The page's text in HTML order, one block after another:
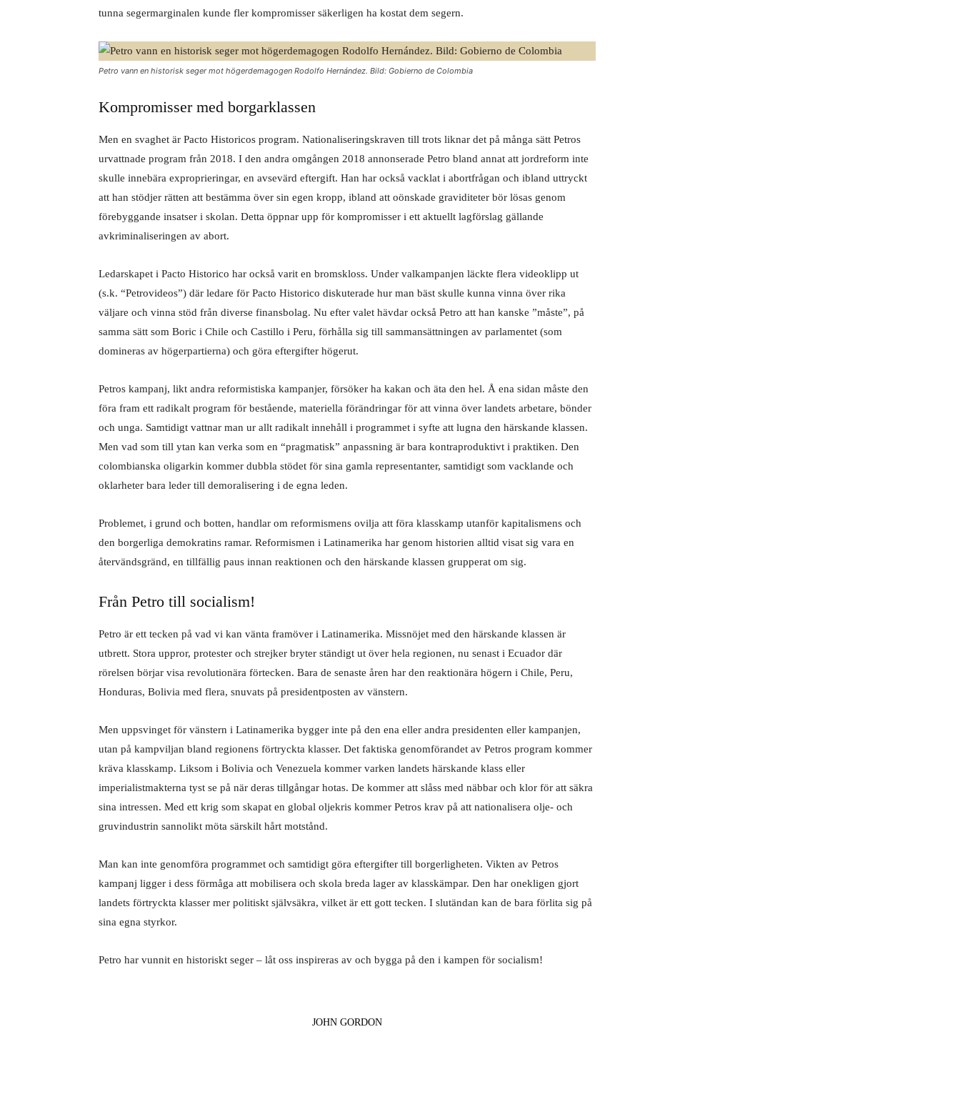
tunna segermarginalen kunde fler kompromisser säkerligen ha kostat dem segern.
Petro vann en historisk seger mot högerdemagogen Rodolfo Hernández. Bild: Gobierno de Colombia
Kompromisser med borgarklassen
Men en svaghet är Pacto Historicos program. Nationaliseringskraven till trots liknar det på många sätt Petros
urvattnade program från 2018. I den andra omgången 2018 annonserade Petro bland annat att jordreform inte
skulle innebära exproprieringar, en avsevärd eftergift. Han har också vacklat i abortfrågan och ibland uttryckt
att han stödjer rätten att bestämma över sin egen kropp, ibland att oönskade graviditeter bör lösas genom
förebyggande insatser i skolan. Detta öppnar upp för kompromisser i ett aktuellt lagförslag gällande
avkriminaliseringen av abort.
Ledarskapet i Pacto Historico har också varit en bromskloss. Under valkampanjen läckte flera videoklipp ut
(s.k. “Petrovideos”) där ledare för Pacto Historico diskuterade hur man bäst skulle kunna vinna över rika
väljare och vinna stöd från diverse finansbolag. Nu efter valet hävdar också Petro att han kanske ”måste”, på
samma sätt som Boric i Chile och Castillo i Peru, förhålla sig till sammansättningen av parlamentet (som
domineras av högerpartierna) och göra eftergifter högerut.
Petros kampanj, likt andra reformistiska kampanjer, försöker ha kakan och äta den hel. Å ena sidan måste den
föra fram ett radikalt program för bestående, materiella förändringar för att vinna över landets arbetare, bönder
och unga. Samtidigt vattnar man ur allt radikalt innehåll i programmet i syfte att lugna den härskande klassen.
Men vad som till ytan kan verka som en “pragmatisk” anpassning är bara kontraproduktivt i praktiken. Den
colombianska oligarkin kommer dubbla stödet för sina gamla representanter, samtidigt som vacklande och
oklarheter bara leder till demoralisering i de egna leden.
Problemet, i grund och botten, handlar om reformismens ovilja att föra klasskamp utanför kapitalismens och
den borgerliga demokratins ramar. Reformismen i Latinamerika har genom historien alltid visat sig vara en
återvändsgränd, en tillfällig paus innan reaktionen och den härskande klassen grupperat om sig.
Från Petro till socialism!
Petro är ett tecken på vad vi kan vänta framöver i Latinamerika. Missnöjet med den härskande klassen är
utbrett. Stora uppror, protester och strejker bryter ständigt ut över hela regionen, nu senast i Ecuador där
rörelsen börjar visa revolutionära förtecken. Bara de senaste åren har den reaktionära högern i Chile, Peru,
Honduras, Bolivia med flera, snuvats på presidentposten av vänstern.
Men uppsvinget för vänstern i Latinamerika bygger inte på den ena eller andra presidenten eller kampanjen,
utan på kampviljan bland regionens förtryckta klasser. Det faktiska genomförandet av Petros program kommer
kräva klasskamp. Liksom i Bolivia och Venezuela kommer varken landets härskande klass eller
imperialistmakterna tyst se på när deras tillgångar hotas. De kommer att slåss med näbbar och klor för att säkra
sina intressen. Med ett krig som skapat en global oljekris kommer Petros krav på att nationalisera olje- och
gruvindustrin sannolikt möta särskilt hårt motstånd.
Man kan inte genomföra programmet och samtidigt göra eftergifter till borgerligheten. Vikten av Petros
kampanj ligger i dess förmåga att mobilisera och skola breda lager av klasskämpar. Den har onekligen gjort
landets förtryckta klasser mer politiskt självsäkra, vilket är ett gott tecken. I slutändan kan de bara förlita sig på
sina egna styrkor.
Petro har vunnit en historiskt seger – låt oss inspireras av och bygga på den i kampen för socialism!
JOHN GORDON